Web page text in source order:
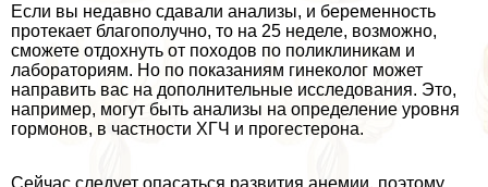
Если вы недавно сдавали анализы, и беременность
протекает благополучно, то на 25 неделе, возможно,
сможете отдохнуть от походов по поликлиникам и
лабораториям. Но по показаниям гинеколог может
направить вас на дополнительные исследования. Это,
например, могут быть анализы на определение уровня
гормонов, в частности ХГЧ и прогестерона.
Сейчас следует опасаться развития анемии, поэтому